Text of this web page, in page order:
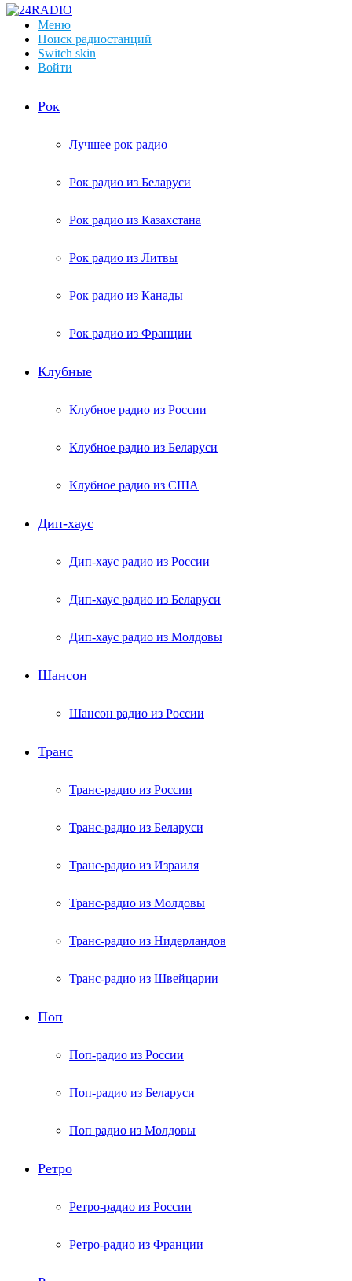
Меню
Поиск радиостанций
Switch skin
Войти
Рок
Лучшее рок радио
Рок радио из Беларуси
Рок радио из Казахстана
Рок радио из Литвы
Рок радио из Канады
Рок радио из Франции
Клубные
Клубное радио из России
Клубное радио из Беларуси
Клубное радио из США
Дип-хаус
Дип-хаус радио из России
Дип-хаус радио из Беларуси
Дип-хаус радио из Молдовы
Шансон
Шансон радио из России
Транс
Транс-радио из России
Транс-радио из Беларуси
Транс-радио из Израиля
Транс-радио из Молдовы
Транс-радио из Нидерландов
Транс-радио из Швейцарии
Поп
Поп-радио из России
Поп-радио из Беларуси
Поп радио из Молдовы
Ретро
Ретро-радио из России
Ретро-радио из Франции